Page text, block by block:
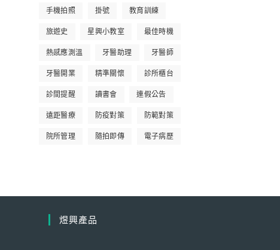
手機拍照 掛號 教育訓練
旅遊史 星興小教室 最佳時機
熱感應測溫 牙醫助理 牙醫師
牙醫開業 精準關懷 診所櫃台
診間提醒 讀書會 連假公告
遠距醫療 防疫對策 防範對策
院所管理 隨拍即傳 電子病歷
煜興產品